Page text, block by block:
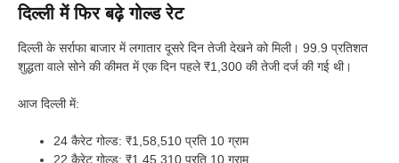
दिल्ली में फिर बढ़े गोल्ड रेट
दिल्ली के सर्राफा बाजार में लगातार दूसरे दिन तेजी देखने को मिली। 99.9 प्रतिशत
शुद्धता वाले सोने की कीमत में एक दिन पहले ₹1,300 की तेजी दर्ज की गई थी।
आज दिल्ली में:
24 कैरेट गोल्ड: ₹1,58,510 प्रति 10 ग्राम
22 कैरेट गोल्ड: ₹1,45,310 प्रति 10 ग्राम